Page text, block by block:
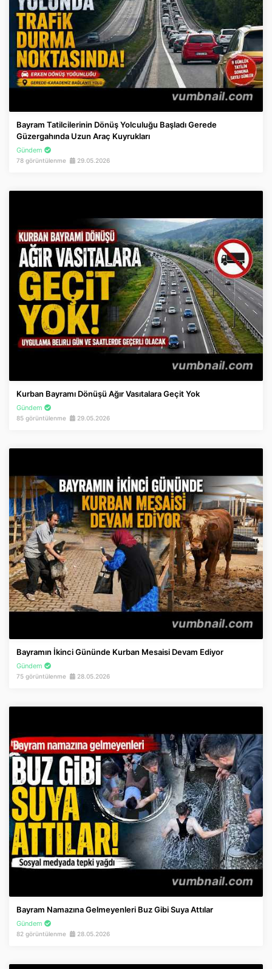
Bayram Tatilcilerinin Dönüş Yolculuğu Başladı Gerede
Güzergahında Uzun Araç Kuyrukları
Gündem
78 görüntülenme 29.05.2026
Kurban Bayramı Dönüşü Ağır Vasıtalara Geçit Yok
Gündem
85 görüntülenme 29.05.2026
Bayramın İkinci Gününde Kurban Mesaisi Devam Ediyor
Gündem
75 görüntülenme 28.05.2026
Bayram Namazına Gelmeyenleri Buz Gibi Suya Attılar
Gündem
82 görüntülenme 28.05.2026